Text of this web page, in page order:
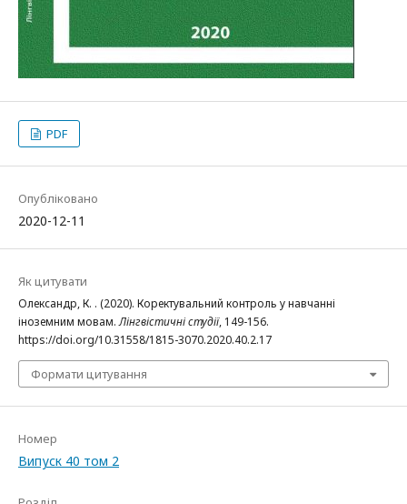
PDF
Опубліковано
2020-12-11
Як цитувати
Олександр, К. . (2020). Коректувальний контроль у навчанні
іноземним мовам.Лінгвістичні студії, 149-156.
https://doi.org/10.31558/1815-3070.2020.40.2.17
Формати цитування
Номер
Випуск 40 том 2